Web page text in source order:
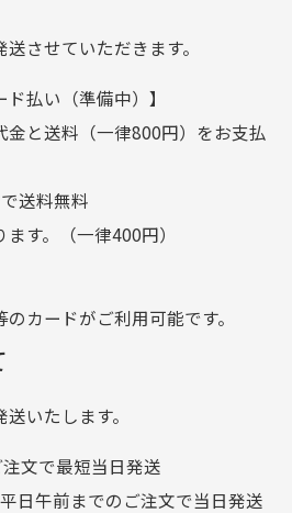
社一条
ゆうちょ銀行
（読みヨンナナハチ）
金
社一条
させていただきます。
払い（準備中）】
金と送料（一律800円）をお支払
送料無料
す。（一律400円）
カードがご利用可能です。
いたします。
文で最短当日発送
日午前までのご注文で当日発送